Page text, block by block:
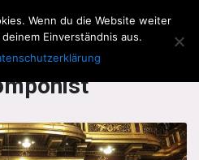
Wenn du die Website weiter
Einverständnis aus.